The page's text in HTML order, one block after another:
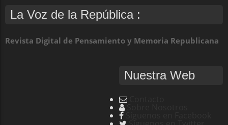
La Voz de la República :
Revista Digital de Pensamiento y Memoria Republicana
Nuestra Web